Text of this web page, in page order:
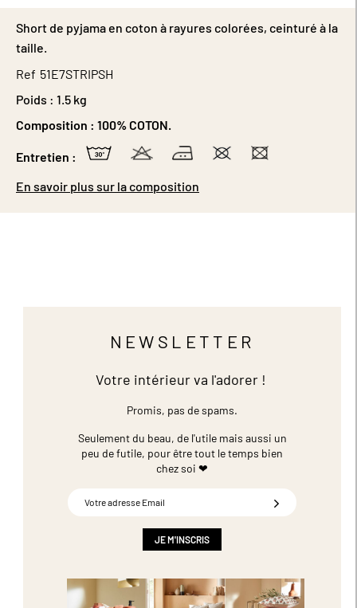
Short de pyjama en coton à rayures colorées, ceinturé à la
taille.
Ref 51E7STRIPSH
Poids : 1.5 kg
Composition : 100% COTON.
Entretien :
En savoir plus sur la composition
NEWSLETTER
Votre intérieur va l'adorer !
Promis, pas de spams.
Seulement du beau, de l'utile mais aussi un
peu de futile, pour être tout le temps bien
chez soi ❤
JE M'INSCRIS